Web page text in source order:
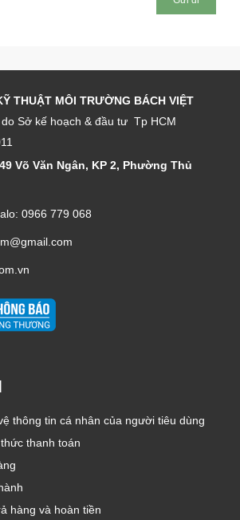
THUẬT MÔI TRƯỜNG BÁCH VIỆT
do Sở kế hoạch & đầu tư Tp HCM
Võ Văn Ngân, KP 2, Phường Thủ
0966 779 068
thông tin cá nhân của người tiêu dùng
thanh toán
hàng và hoàn tiền